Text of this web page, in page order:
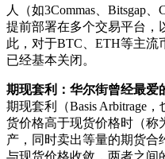
人（如3Commas、Bitsgap
提前部署在多个交易平台，
此，对于BTC、ETH等主流
已经基本关闭。
期现套利：华尔街曾经最爱
期现套利（Basis Arbitrage
货价格高于现货价格时（称
产，同时卖出等量的期货合
与现货价格收敛，两者之间